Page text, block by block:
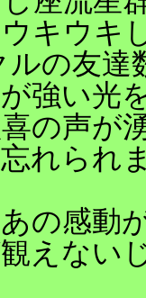
キウキ
ルの友
強い光
の声が
れられ
の感動
観えない